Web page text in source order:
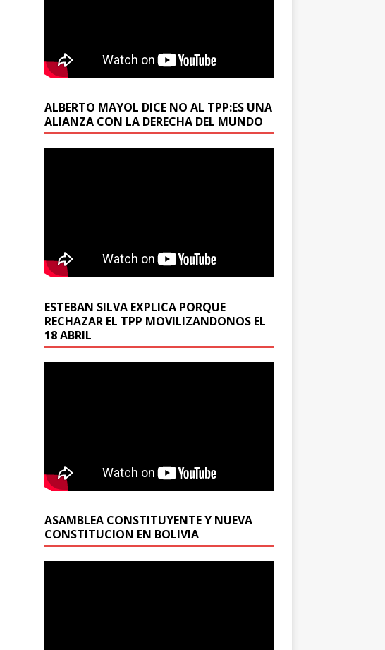
ALBERTO MAYOL DICE NO AL TPP:ES UNA
ALIANZA CON LA DERECHA DEL MUNDO
ESTEBAN SILVA EXPLICA PORQUE
RECHAZAR EL TPP MOVILIZANDONOS EL
18 ABRIL
ASAMBLEA CONSTITUYENTE Y NUEVA
CONSTITUCION EN BOLIVIA